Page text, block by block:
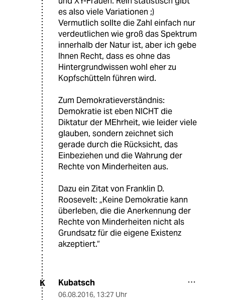
es also viele Variationen ;)
Vermutlich sollte die Zahl einfach nur
verdeutlichen wie groß das Spektrum
innerhalb der Natur ist, aber ich gebe
Ihnen Recht, dass es ohne das
Hintergrundwissen wohl eher zu
Kopfschütteln führen wird.
Zum Demokratieverständnis:
Demokratie ist eben NICHT die
Diktatur der MEhrheit, wie leider viele
glauben, sondern zeichnet sich
gerade durch die Rücksicht, das
Einbeziehen und die Wahrung der
Rechte von Minderheiten aus.
Dazu ein Zitat von Franklin D.
Roosevelt: „Keine Demokratie kann
überleben, die die Anerkennung der
Rechte von Minderheiten nicht als
Grundsatz für die eigene Existenz
akzeptiert.“
K Kubatsch
06.08.2016, 13:27 Uhr